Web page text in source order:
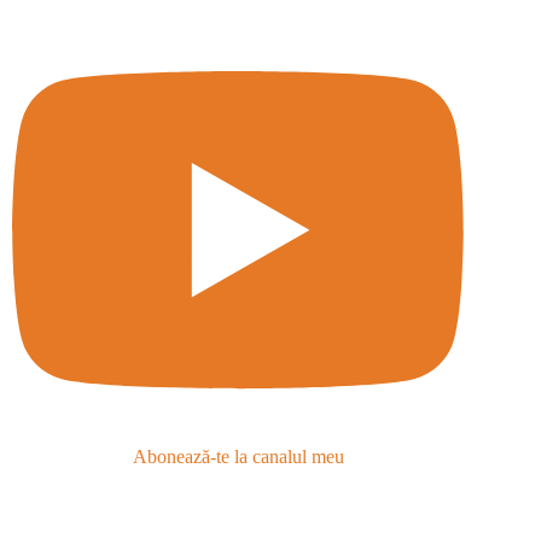
Abonează-te la canalul meu